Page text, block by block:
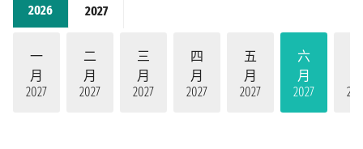
2026 2027
一
月
2027
二
月
2027
三
月
2027
四
月
2027
五
月
2027
六
月
2027